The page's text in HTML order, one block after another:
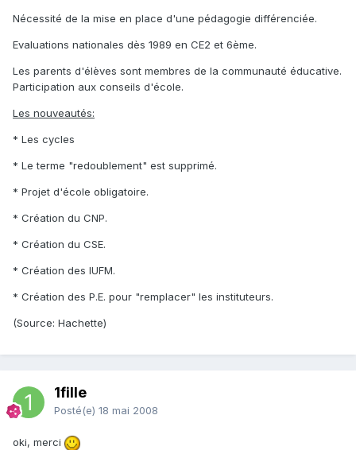
Nécessité de la mise en place d'une pédagogie différenciée.
Evaluations nationales dès 1989 en CE2 et 6ème.
Les parents d'élèves sont membres de la communauté éducative.
Participation aux conseils d'école.
Les nouveautés:
* Les cycles
* Le terme "redoublement" est supprimé.
* Projet d'école obligatoire.
* Création du CNP.
* Création du CSE.
* Création des IUFM.
* Création des P.E. pour "remplacer" les instituteurs.
(Source: Hachette)
1fille
Posté(e) 18 mai 2008
oki, merci